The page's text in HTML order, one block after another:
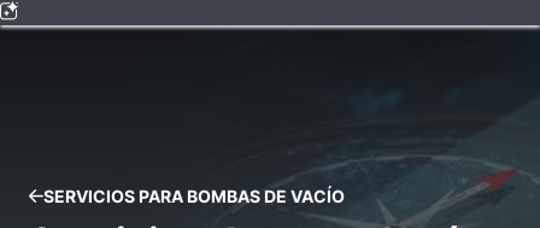
SERVICIOS PARA BOMBAS DE VACÍO